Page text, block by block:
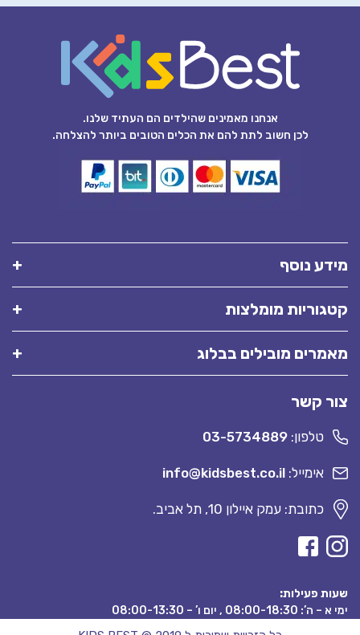
אנחנו מאמינים שהילדים הם העתיד שלנו.
לכן חשוב לתת להם את הכלים הטובים ביותר להצלחה.
מידע נוסף
קטגוריות מומלצות
מאמרים מובילים בבלוג
צור קשר
טלפון: 03-5734889
אימייל: info@kidsbest.co.il
כתובת: עמק איילון 10, תל אביב.
שעות פעילות:
ימי א – ה’: 08:00-18:30 , יום ו’ – 08:00-13:30